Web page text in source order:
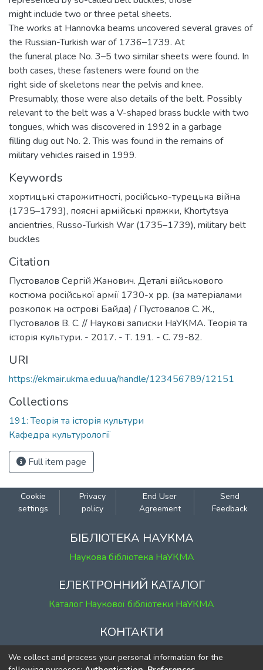
might include two or three petal sheets.
The works at Hannovka beams uncovered several graves of
the Russian-Turkish war of 1736–1739. At
the funeral place No. 3–5 two similar sheets were found. In
both cases, these fasteners were found on the
right side of skeletons near the pelvis and knee.
Presumably, those were also details of the belt. Possibly
relevant to the belt was a V-shaped brass buckle with two
tongues, which was discovered in 1992 in a garbage
filling dug out No. 2. This was found in the remains of
military vehicles raised in 1999.
Keywords
хортицькі старожитності, російсько-турецька війна
(1735–1793), поясні армійські пряжки, Khortytsya
ancientries, Russo-Turkish War (1735–1739), military belt
buckles
Citation
Пустовалов Сергій Жанович. Деталі військового
костюма російської армії 1730-х рр. (за матеріалами
розкопок на острові Байда) / Пустовалов С. Ж.,
Пустовалов В. С. // Наукові записки НаУКМА. Теорія та
історія культури. - 2017. - Т. 191. - С. 79-82.
URI
https://ekmair.ukma.edu.ua/handle/123456789/12151
Collections
191: Теорія та історія культури
Кафедра культурології
Full item page
Cookie
settings
Privacy
policy
End User
Agreement
Send
Feedback
БІБЛІОТЕКА НАУКМА
Наукова бібліотека НаУКМА
ЕЛЕКТРОННИЙ КАТАЛОГ
Каталог Наукової бібліотеки НаУКМА
КОНТАКТИ
м. Київ, вул. Григорія Сковороди, 2
We collect and process your personal information for the